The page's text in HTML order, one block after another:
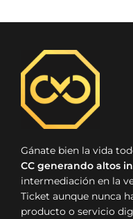
Gánate bien la vida
CC generando altos
intermediación en la
Ticket aunque nunca
producto o servicio